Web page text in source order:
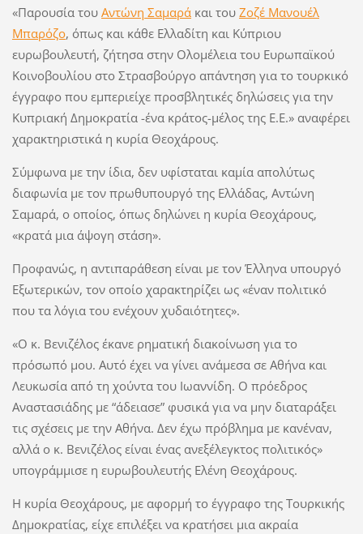
«Παρουσία του Αντώνη Σαμαράκαι του Ζοζέ Μανουέλ
Μπαρόζο, όπως και κάθε Ελλαδίτη και Κύπριου
ευρωβουλευτή, ζήτησα στην Ολομέλεια του Ευρωπαϊκού
Κοινοβουλίου στο Στρασβούργο απάντηση για το τουρκικό
έγγραφο που εμπεριείχε προσβλητικές δηλώσεις για την
Κυπριακή Δημοκρατία -ένα κράτος-μέλος της Ε.Ε.» αναφέρει
χαρακτηριστικά η κυρία Θεοχάρους.
Σύμφωνα με την ίδια, δεν υφίσταται καμία απολύτως
διαφωνία με τον πρωθυπουργό της Ελλάδας, Αντώνη
Σαμαρά, ο οποίος, όπως δηλώνει η κυρία Θεοχάρους,
«κρατά μια άψογη στάση».
Προφανώς, η αντιπαράθεση είναι με τον Έλληνα υπουργό
Εξωτερικών, τον οποίο χαρακτηρίζει ως «έναν πολιτικό
που τα λόγια του ενέχουν χυδαιότητες».
«Ο κ. Βενιζέλος έκανε ρηματική διακοίνωση για το
πρόσωπό μου. Αυτό έχει να γίνει ανάμεσα σε Αθήνα και
Λευκωσία από τη χούντα του Ιωαννίδη. Ο πρόεδρος
Αναστασιάδης με “άδειασε” φυσικά για να μην διαταράξει
τις σχέσεις με την Αθήνα. Δεν έχω πρόβλημα με κανέναν,
αλλά ο κ. Βενιζέλος είναι ένας ανεξέλεγκτος πολιτικός»
υπογράμμισε η ευρωβουλευτής Ελένη Θεοχάρους.
Η κυρία Θεοχάρους, με αφορμή το έγγραφο της Τουρκικής
Δημοκρατίας, είχε επιλέξει να κρατήσει μια ακραία